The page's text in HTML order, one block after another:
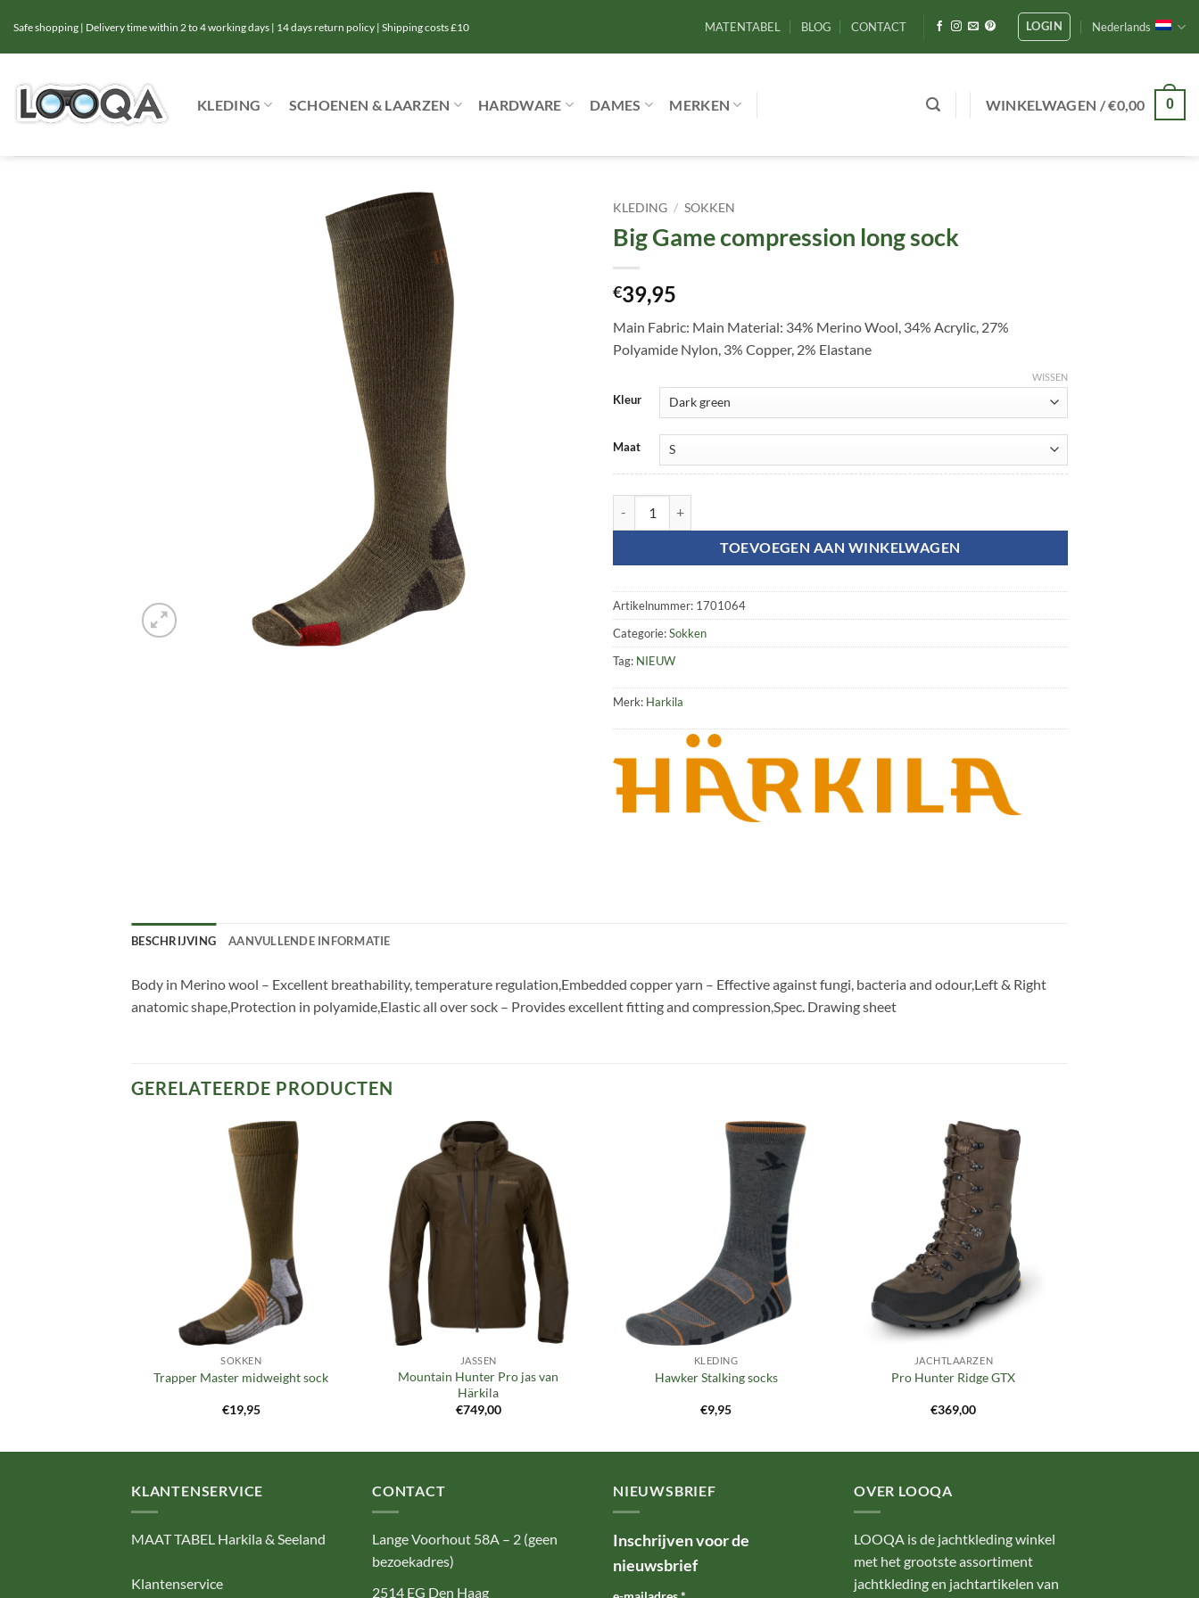
naar
inhoud
Safe shopping | Delivery time within 2 to 4 working days | 14 days return policy | Shipping costs £10 MATENTABEL BLOG CONTACT LOGIN Nederlands
KLEDING SCHOENEN & LAARZEN HARDWARE DAMES MERKEN WINKELWAGEN /€0,00 0
KLEDING / SOKKEN
Big Game compression long sock
€39,95
Main Fabric: Main Material: 34% Merino Wool, 34% Acrylic, 27%
Polyamide Nylon, 3% Copper, 2% Elastane
Kleur
Maat
WISSEN
TOEVOEGEN AAN WINKELWAGEN
Artikelnummer: 1701064
Categorie:Sokken
Tag: NIEUW
Merk: Harkila
BESCHRIJVING AANVULLENDE INFORMATIE
Body in Merino wool – Excellent breathability, temperature regulation,Embedded copper yarn – Effective against fungi, bacteria and odour,Left & Right
anatomic shape,Protection in polyamide,Elastic all over sock – Provides excellent fitting and compression,Spec. Drawing sheet
GERELATEERDE PRODUCTEN
Toevoegen
verlanglijst
SOKKEN
Trapper Master midweight sock
€19,95
Toevoegen
aan
verlanglijst
JASSEN
Mountain Hunter Pro jas van
Härkila
€749,00
Toevoegen
aan
verlanglijst
KLEDING
Hawker Stalking socks
€9,95
Toevoegen
verlanglijst
JACHTLAARZEN
Pro Hunter Ridge GTX
€369,00
KLANTENSERVICE
MAAT TABEL Harkila & Seeland
Klantenservice
CONTACT
Lange Voorhout 58A – 2 (geen
bezoekadres)
2514 EG Den Haag
NIEUWSBRIEF
Inschrijven voor de
nieuwsbrief
OVER LOOQA
LOOQA is de jachtkleding winkel
met het grootste assortiment
jachtkleding en jachtartikelen van